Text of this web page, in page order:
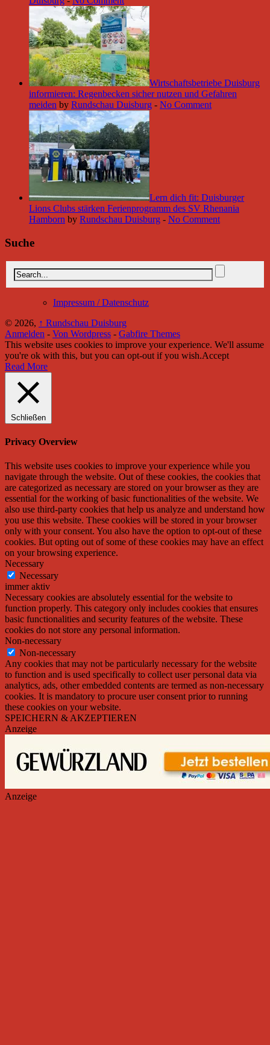
Wirtschaftsbetriebe Duisburg
informieren: Regenbecken sicher nutzen und Gefahren
meiden by Rundschau Duisburg - No Comment
Lern dich fit: Duisburger
Lions Clubs stärken Ferienprogramm des SV Rhenania
Hamborn by Rundschau Duisburg - No Comment
Suche
Impressum / Datenschutz
© 2026, ↑ Rundschau Duisburg
Anmelden - Von Wordpress - Gabfire Themes
This website uses cookies to improve your experience. We'll assume
you're ok with this, but you can opt-out if you wish.Accept
Read More
Schließen
Privacy Overview
This website uses cookies to improve your experience while you
navigate through the website. Out of these cookies, the cookies that
are categorized as necessary are stored on your browser as they are
essential for the working of basic functionalities of the website. We
also use third-party cookies that help us analyze and understand how
you use this website. These cookies will be stored in your browser
only with your consent. You also have the option to opt-out of these
cookies. But opting out of some of these cookies may have an effect
on your browsing experience.
Necessary
Necessary
immer aktiv
Necessary cookies are absolutely essential for the website to
function properly. This category only includes cookies that ensures
basic functionalities and security features of the website. These
cookies do not store any personal information.
Non-necessary
Non-necessary
Any cookies that may not be particularly necessary for the website
to function and is used specifically to collect user personal data via
analytics, ads, other embedded contents are termed as non-necessary
cookies. It is mandatory to procure user consent prior to running
these cookies on your website.
SPEICHERN & AKZEPTIEREN
Anzeige
Anzeige